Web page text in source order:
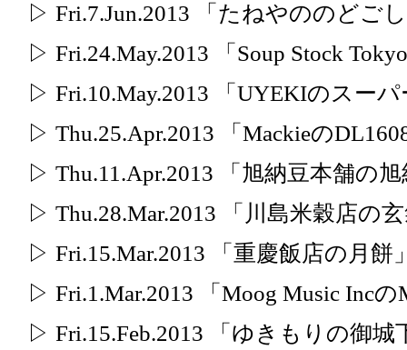
▷ Fri.7.Jun.2013 「たねやののどご
▷ Fri.24.May.2013 「Soup Stock
▷ Fri.10.May.2013 「UYEKIのスー
▷ Thu.25.Apr.2013 「Mackieの
▷ Thu.11.Apr.2013 「旭納豆本舗の
▷ Thu.28.Mar.2013 「川島米穀店の
▷ Fri.15.Mar.2013 「重慶飯店の月餅
▷ Fri.1.Mar.2013 「Moog Music Inc
▷ Fri.15.Feb.2013 「ゆきもりの御城